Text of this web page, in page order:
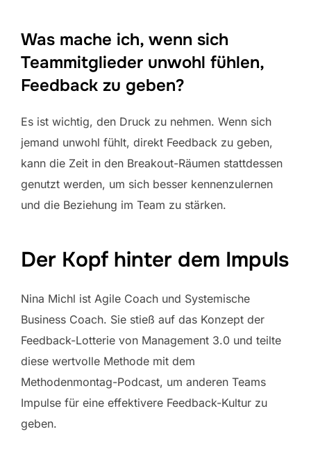
Was mache ich, wenn sich
Teammitglieder unwohl fühlen,
Feedback zu geben?
Es ist wichtig, den Druck zu nehmen. Wenn sich
jemand unwohl fühlt, direkt Feedback zu geben,
kann die Zeit in den Breakout-Räumen stattdessen
genutzt werden, um sich besser kennenzulernen
und die Beziehung im Team zu stärken.
Der Kopf hinter dem Impuls
Nina Michl ist Agile Coach und Systemische
Business Coach. Sie stieß auf das Konzept der
Feedback-Lotterie von Management 3.0 und teilte
diese wertvolle Methode mit dem
Methodenmontag-Podcast, um anderen Teams
Impulse für eine effektivere Feedback-Kultur zu
geben.